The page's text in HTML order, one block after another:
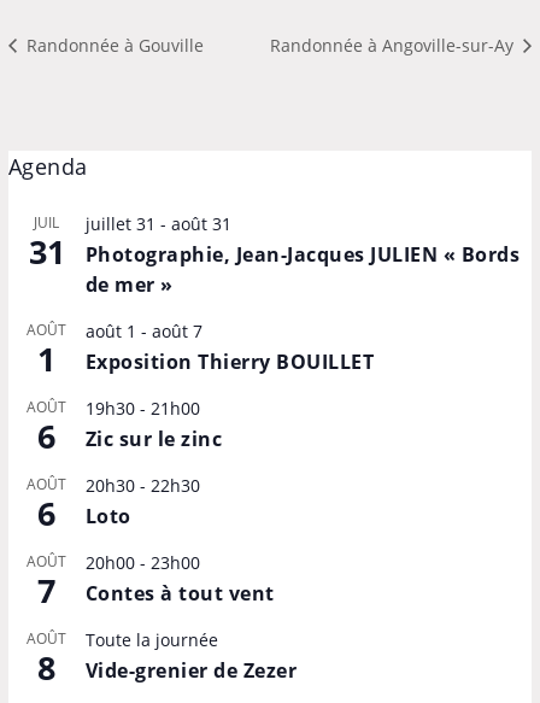
Randonnée à Gouville Randonnée à Angoville-sur-Ay
Agenda
JUIL
31
juillet 31 - août 31
Photographie, Jean-Jacques JULIEN « Bords
de mer »
AOÛT
1
août 1 - août 7
Exposition Thierry BOUILLET
AOÛT
6
19h30- 21h00
Zic sur le zinc
AOÛT
6
20h30- 22h30
Loto
AOÛT
7
20h00- 23h00
Contes à tout vent
AOÛT
8
Toute la journée
Vide-grenier de Zezer